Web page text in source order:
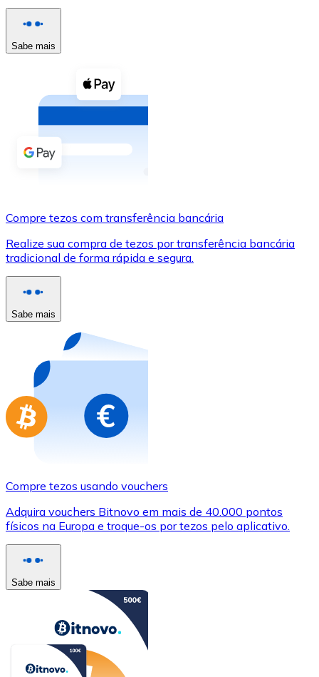
Ver tudo
Cupons cripto
Compre criptomoedas com dinheiro e outros
Comprar com dinheiro
Transferência SEPA
Use cartões Visa e Mastercard para comprar
Comprar com cartão
Compre cartões-presente das suas marcas favoritas
Ir para a loja de cartões-presente
Sabe mais
Compre tezos com transferência bancária
Realize sua compra de tezos por transferência bancária
tradicional de forma rápida e segura.
Sabe mais
Compre tezos usando vouchers
Adquira vouchers Bitnovo em mais de 40.000 pontos
físicos na Europa e troque-os por tezos pelo aplicativo.
Sabe mais